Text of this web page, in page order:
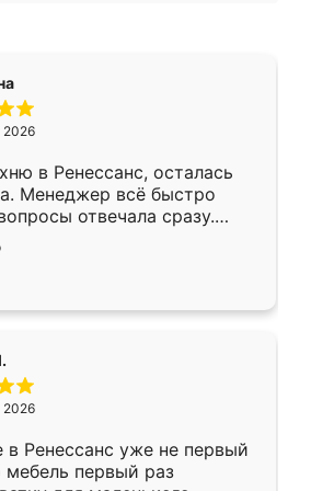
2026
в Ренессанс, осталась
Менеджер всё быстро
отвечала сразу.
в субботу, подошёл к
Собрали
работали аккуратно, даже
2026
Ренессанс уже не первый
мебель первый раз